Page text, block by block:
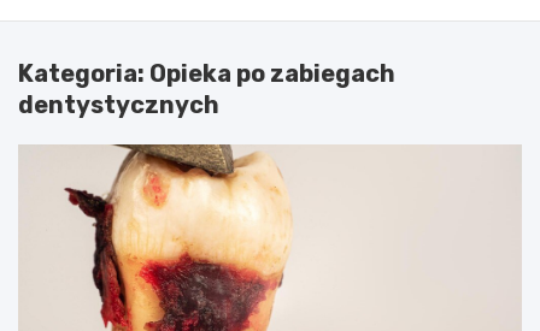
Kategoria: Opieka po zabiegach
dentystycznych